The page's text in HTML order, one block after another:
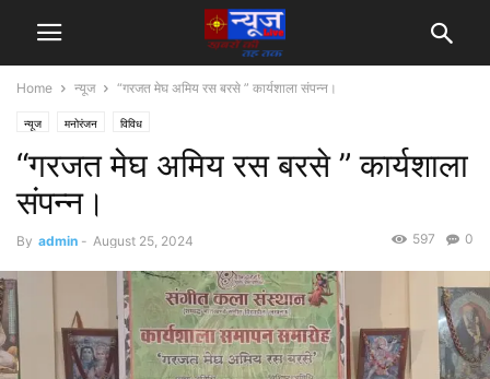
Home न्यूज “गरजत मेघ अमिय रस बरसे ” कार्यशाला संपन्न।
न्यूज मनोरंजन विविध
“गरजत मेघ अमिय रस बरसे ” कार्यशाला
संपन्न।
By admin - August 25, 2024 0
597